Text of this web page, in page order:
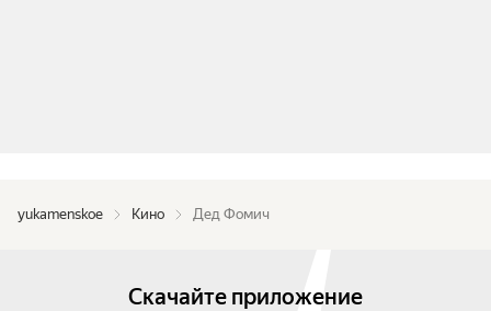
yukamenskoe Кино Дед Фомич
Скачайте приложение